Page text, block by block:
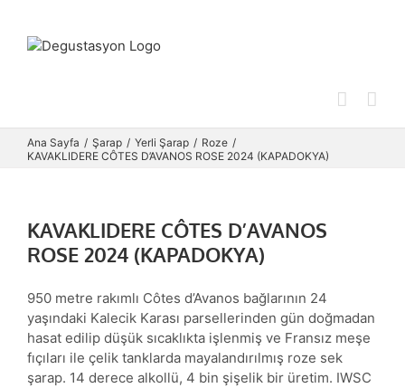
content
Ana Sayfa Şarap Yerli Şarap
Roze
KAVAKLIDERE CÔTES D’AVANOS ROSE 2024 (KAPADOKYA)
KAVAKLIDERE CÔTES D’AVANOS
ROSE 2024 (KAPADOKYA)
950 metre rakımlı Côtes d’Avanos bağlarının 24
yaşındaki Kalecik Karası parsellerinden gün doğmadan
hasat edilip düşük sıcaklıkta işlenmiş ve Fransız meşe
fıçıları ile çelik tanklarda mayalandırılmış roze sek
şarap. 14 derece alkollü, 4 bin şişelik bir üretim. IWSC